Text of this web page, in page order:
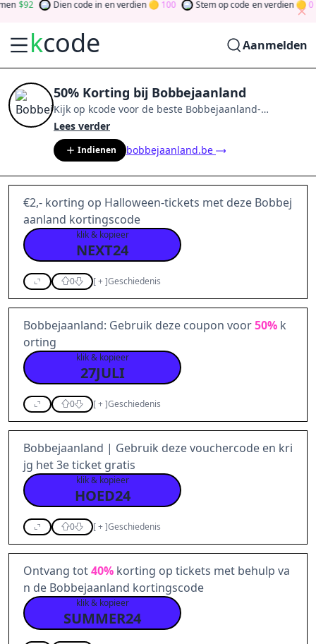
92 Dien code in en verdien 100 Stem op code en verdien 0
kcode Aanmelden
50% Korting bij Bobbejaanland
Kijk op kcode voor de beste Bobbejaanland-
aanbiedingen van
community en verdien tokens door bij te dragen via
stemmen, testen, delen en meer. Drehen Sie den
Glücksklee und gewinnen Sie Geld
Lees verder
Indienen bobbejaanland.be
€2,- korting op Halloween-tickets met deze Bobbej
aanland kortingscode
klik & kopieer
NEXT24
0 [+]Geschiedenis
Bobbejaanland: Gebruik deze coupon voor50% k
orting
klik & kopieer
27JULI
0 [+]Geschiedenis
Bobbejaanland | Gebruik deze vouchercode en kri
jg het 3e ticket gratis
klik & kopieer
HOED24
0 [+]Geschiedenis
Ontvang tot40% korting op tickets met behulp va
n de Bobbejaanland kortingscode
klik & kopieer
SUMMER24